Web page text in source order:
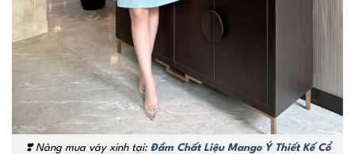
❣️ Nàng mua váy xinh tại: Đầm Chất Liệu Mango Ý Thiết Kế Cổ